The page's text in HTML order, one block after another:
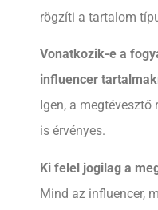
rögzíti a tartalom
Vonatkozik-e a
influencer
Igen, a
is érvényes.
Ki felel jogilag a
Mind az influencer,